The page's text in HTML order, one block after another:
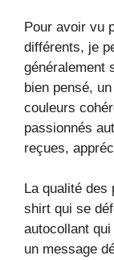
Pour avoir vu
différents, je
généralement
bien pensé,
couleurs
passionnés
reçues,
La qualité des
shirt qui se
autocollant
un message